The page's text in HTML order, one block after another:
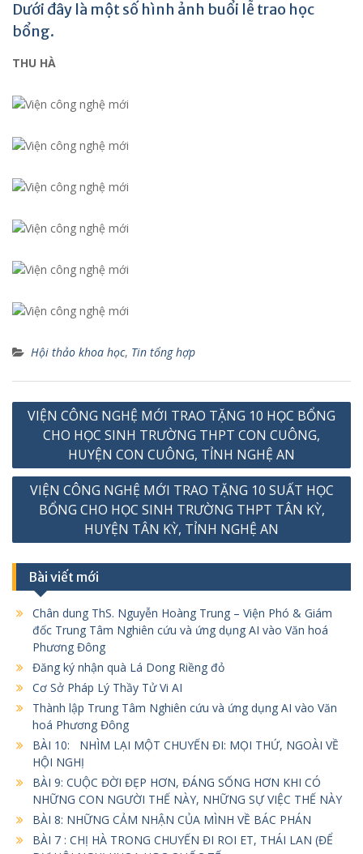
Dưới đây là một số hình ảnh buổi lễ trao học
bổng.
THU HÀ
Hội thảo khoa học, Tin tổng hợp
Điều
hướng
viết
VIỆN CÔNG NGHỆ MỚI TRAO TẶNG 10 HỌC BỔNG
CHO HỌC SINH TRƯỜNG THPT CON CUÔNG,
HUYỆN CON CUÔNG, TỈNH NGHỆ AN
VIỆN CÔNG NGHỆ MỚI TRAO TẶNG 10 SUẤT HỌC
BỔNG CHO HỌC SINH TRƯỜNG THPT TÂN KỲ,
HUYỆN TÂN KỲ, TỈNH NGHỆ AN
Bài viết mới
Chân dung ThS. Nguyễn Hoàng Trung – Viện Phó & Giám
đốc Trung Tâm Nghiên cứu và ứng dụng AI vào Văn hoá
Phương Đông
Đăng ký nhận quà Lá Dong Riềng đỏ
Cơ Sở Pháp Lý Thầy Tử Vi AI
Thành lập Trung Tâm Nghiên cứu và ứng dụng AI vào Văn
hoá Phương Đông
BÀI 10: NHÌM LẠI MỘT CHUYẾN ĐI: MỌI THỨ, NGOÀI VỀ
HỘI NGHỊ
BÀI 9: CUỘC ĐỜI ĐẸP HƠN, ĐÁNG SỐNG HƠN KHI CÓ
NHỮNG CON NGƯỜI THẾ NÀY, NHỮNG SỰ VIỆC THẾ NÀY
BÀI 8: NHỮNG CẢM NHẬN CỦA MÌNH VỀ BÁC PHÁN
BÀI 7 : CHỊ HÀ TRONG CHUYẾN ĐI ROI ET, THÁI LAN (ĐỂ